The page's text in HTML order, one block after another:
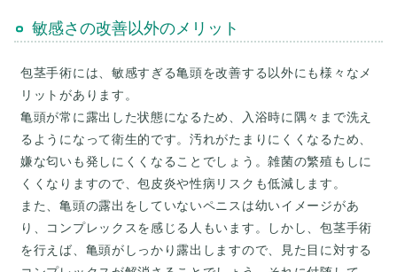
敏感さの改善以外のメリット
包茎手術には、敏感すぎる亀頭を改善する以外にも様々なメ
リットがあります。
亀頭が常に露出した状態になるため、入浴時に隅々まで洗え
るようになって衛生的です。汚れがたまりにくくなるため、
嫌な匂いも発しにくくなることでしょう。雑菌の繁殖もしに
くくなりますので、包皮炎や性病リスクも低減します。
また、亀頭の露出をしていないペニスは幼いイメージがあ
り、コンプレックスを感じる人もいます。しかし、包茎手術
を行えば、亀頭がしっかり露出しますので、見た目に対する